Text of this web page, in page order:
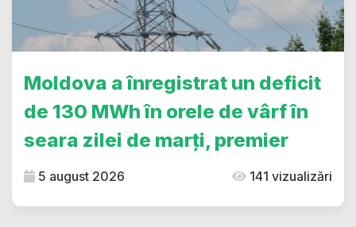
Moldova a înregistrat un deficit
de 130 MWh în orele de vârf în
seara zilei de marți, premier
5 august 2026 141 vizualizări